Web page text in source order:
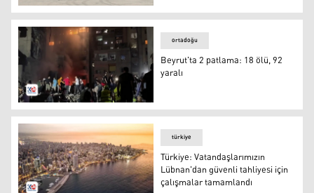
ABD, Irak'ın yardım uçaklarının Lübnan'a inmesini
Beyrut'ta 2 patlama: 18 ölü, 92 yaralı
ortadoğu
Beyrut'ta 2 patlama: 18 ölü, 92
yaralı
türkiye
Türkiye: Vatandaşlarımızın
Lübnan'dan güvenli tahliyesi için
çalışmalar tamamlandı